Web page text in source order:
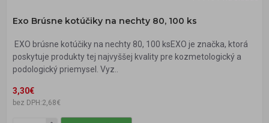
Exo Brúsne kotúčiky na nechty 80, 100 ks
EXO brúsne kotúčiky na nechty 80, 100 ksEXO je značka, ktorá
poskytuje produkty tej najvyššej kvality pre kozmetologický a
podologický priemysel. Vyz..
3,30€
bez DPH:2,68€